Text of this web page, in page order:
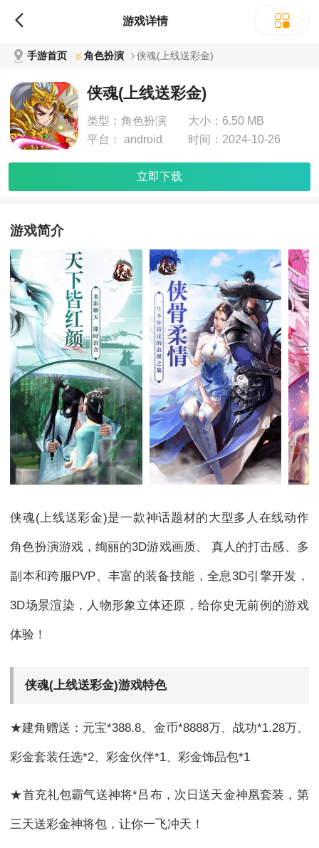
游戏详情
手游首页 角色扮演 侠魂(上线送彩金)
侠魂(上线送彩金)
类型： 角色扮演 大小： 6.50 MB
平台：
android 时间： 2024-10-26
立即下载
游戏简介
侠魂(上线送彩金)是一款神话题材的大型多人在线动作
角色扮演游戏，绚丽的3D游戏画质、 真人的打击感、多
副本和跨服PVP、丰富的装备技能，全息3D引擎开发，
3D场景渲染，人物形象立体还原，给你史无前例的游戏
体验！
侠魂(上线送彩金)游戏特色
★建角赠送：元宝*388.8、金币*8888万、战功*1.28万、
彩金套装任选*2、彩金伙伴*1、彩金饰品包*1
★首充礼包霸气送神将*吕布，次日送天金神凰套装，第
三天送彩金神将包，让你一飞冲天！